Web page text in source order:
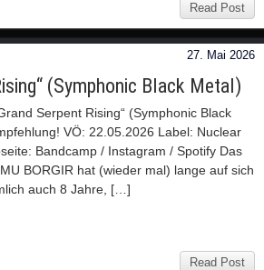
Read Post
27. Mai 2026
(Symphonic Black Metal)
Serpent Rising“ (Symphonic Black
VÖ: 22.05.2026 Label: Nuclear
Bandcamp / Instagram / Spotify Das
BORGIR hat (wieder mal) lange auf sich
auch 8 Jahre, […]
Read Post